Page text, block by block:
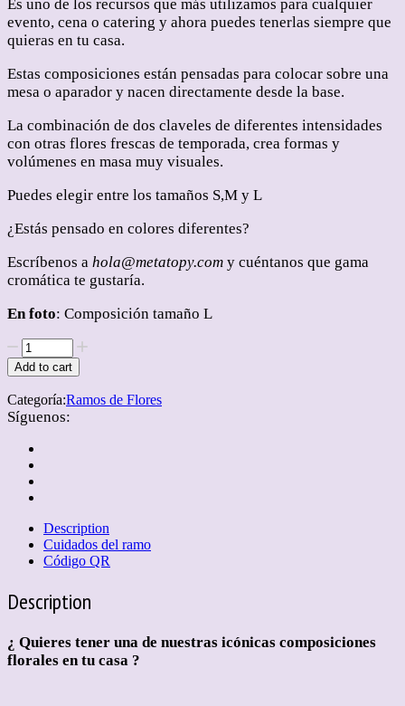
Es uno de los recursos que más utilizamos para cualquier
evento, cena o catering y ahora puedes tenerlas siempre que
quieras en tu casa.
Estas composiciones están pensadas para colocar sobre una
mesa o aparador y nacen directamente desde la base.
La combinación de dos claveles de diferentes intensidades
con otras flores frescas de temporada, crea formas y
volúmenes en masa muy visuales.
Puedes elegir entre los tamaños S,M y L
¿Estás pensado en colores diferentes?
Escríbenos a hola@metatopy.com y cuéntanos que gama
cromática te gustaría.
En foto: Composición tamaño L
Composición
claveles
L
quantity
Add to cart
Categoría:Ramos de Flores
Síguenos:
Description
Cuidados del ramo
Código QR
Description
¿ Quieres tener una de nuestras icónicas composiciones
florales en tu casa ?